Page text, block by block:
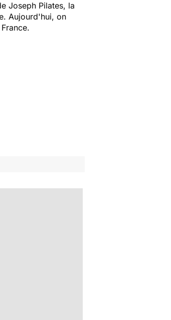
Joseph Pilates, la
Aujourd'hui, on